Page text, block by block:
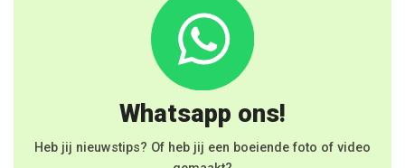
Whatsapp ons!
Heb jij nieuwstips? Of heb jij een boeiende foto of video